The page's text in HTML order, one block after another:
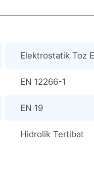
Elektrostatik Toz
EN 12266-1
EN 19
Hidrolik Tertibat